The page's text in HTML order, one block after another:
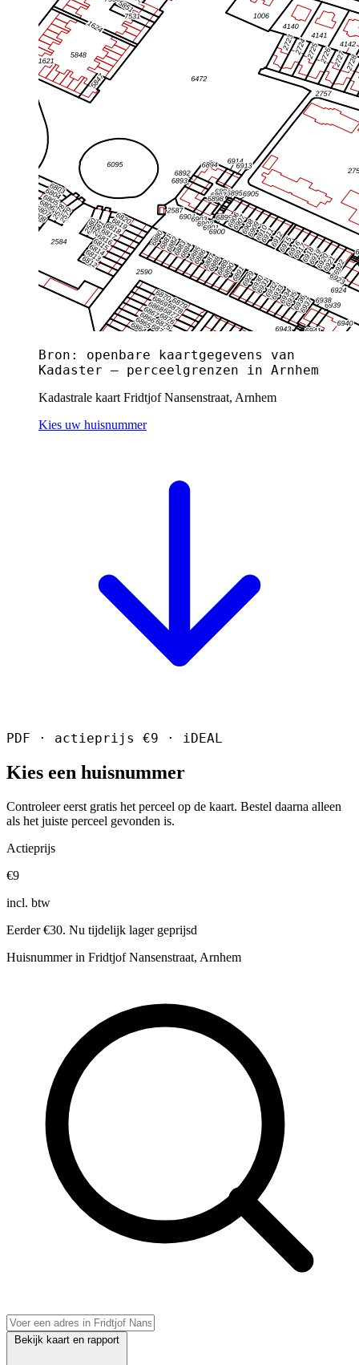
Bron: openbare kaartgegevens van
Kadaster — perceelgrenzen in Arnhem
Kadastrale kaart Fridtjof Nansenstraat, Arnhem
Kies uw huisnummer
PDF · actieprijs €9 · iDEAL
Kies een huisnummer
Controleer eerst gratis het perceel op de kaart. Bestel daarna alleen
als het juiste perceel gevonden is.
Actieprijs
€9
incl. btw
Eerder €30. Nu tijdelijk lager geprijsd
Huisnummer in Fridtjof Nansenstraat, Arnhem
Bekijk kaart en rapport